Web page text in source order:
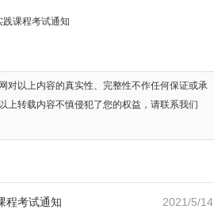
课程考试通知
对以上内容的真实性、完整性不作任何保证或承
上转载内容不慎侵犯了您的权益，请联系我们
2021/5/14
程考试通知